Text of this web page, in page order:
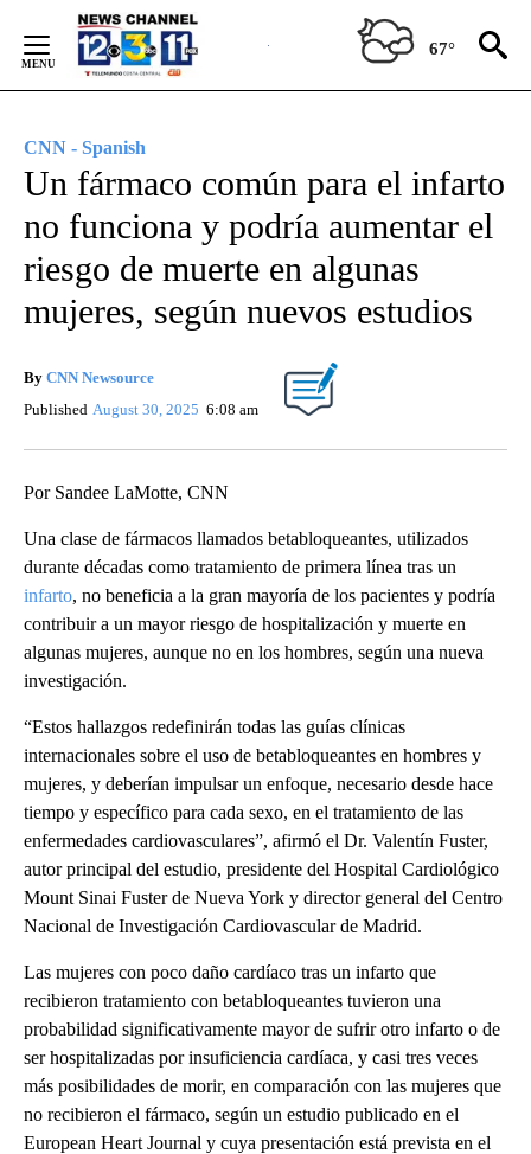
Content
67°
CNN - Spanish
Un fármaco común para el infarto
no funciona y podría aumentar el
riesgo de muerte en algunas
mujeres, según nuevos estudios
By CNN Newsource
Published August 30, 2025 6:08 am
Por Sandee LaMotte, CNN
Una clase de fármacos llamados betabloqueantes, utilizados
durante décadas como tratamiento de primera línea tras un
infarto, no beneficia a la gran mayoría de los pacientes y podría
contribuir a un mayor riesgo de hospitalización y muerte en
algunas mujeres, aunque no en los hombres, según una nueva
investigación.
“Estos hallazgos redefinirán todas las guías clínicas
internacionales sobre el uso de betabloqueantes en hombres y
mujeres, y deberían impulsar un enfoque, necesario desde hace
tiempo y específico para cada sexo, en el tratamiento de las
enfermedades cardiovasculares”, afirmó el Dr. Valentín Fuster,
autor principal del estudio, presidente del Hospital Cardiológico
Mount Sinai Fuster de Nueva York y director general del Centro
Nacional de Investigación Cardiovascular de Madrid.
Las mujeres con poco daño cardíaco tras un infarto que
recibieron tratamiento con betabloqueantes tuvieron una
probabilidad significativamente mayor de sufrir otro infarto o de
ser hospitalizadas por insuficiencia cardíaca, y casi tres veces
más posibilidades de morir, en comparación con las mujeres que
no recibieron el fármaco, según un estudio publicado en el
European Heart Journal y cuya presentación está prevista en el